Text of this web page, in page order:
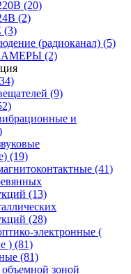
(20)
(2)
(3)
(радиоканал) (5)
(2)
(9)
и
(19)
(41)
(13)
(28)
электронные (
) (81)
(81)
зоной